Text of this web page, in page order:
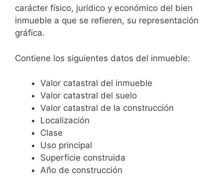
carácter físico, jurídico y económico del bien
inmueble a que se refieren, su representación
gráfica.
Contiene los siguientes datos del inmueble:
Valor catastral del inmueble
Valor catastral del suelo
Valor catastral de la construcción
Localización
Clase
Uso principal
Superficie construida
Año de construcción